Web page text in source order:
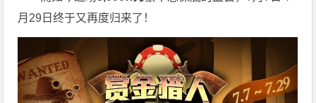
月29日终于又再度归来了！